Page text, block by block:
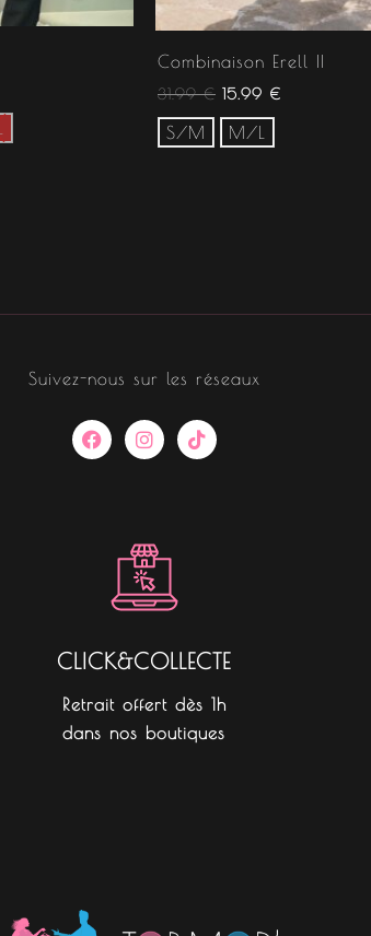
Combinaison Erell II
31.99€ 15.99 €
S/M M/L
Suivez-nous sur les réseaux
F
a
I
n
r
a
m
T
i
CLICK&COLLECTE
Retrait offert dès 1h
dans nos boutiques